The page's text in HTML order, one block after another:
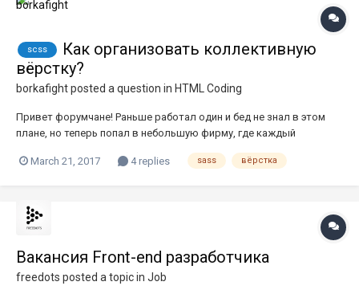
scss
Как организовать коллективную
вёрстку?
borkafightposted a question in HTML Coding
Привет форумчане! Раньше работал один и бед не знал в этом
плане, но теперь попал в небольшую фирму, где каждый
работать через Prepros, он многофункционален и требует
March 21, 2017 4 replies sass вёрстка
Вакансия Front-end разработчика
freedots posted a topic in Job